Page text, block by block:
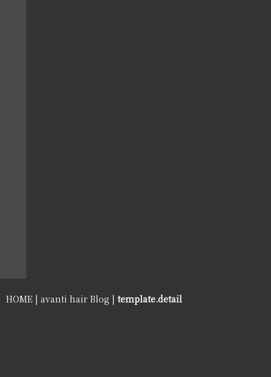
HOME | avanti hair Blog | template.detail